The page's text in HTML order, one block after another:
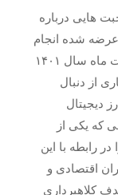
هایی درباره
عرضه شده انجام
شد که در کنسرت آخر این خواننده که در اردیبهشت ماه سال ۱۴۰۱
از دنبال
دیجیتال
که یکی از
رابطه با این
اقتصادی و
کلاهبرداری